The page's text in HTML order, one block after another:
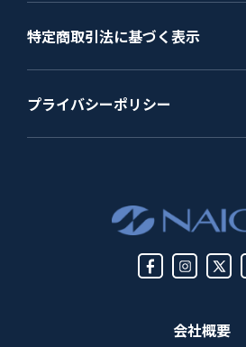
会社概要
特定商取引法に基づく表示
プライバシーポリシー